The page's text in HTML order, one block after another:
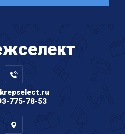
селект
775-78-53